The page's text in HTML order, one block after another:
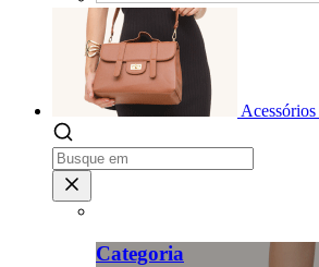
Acessórios
Categoria